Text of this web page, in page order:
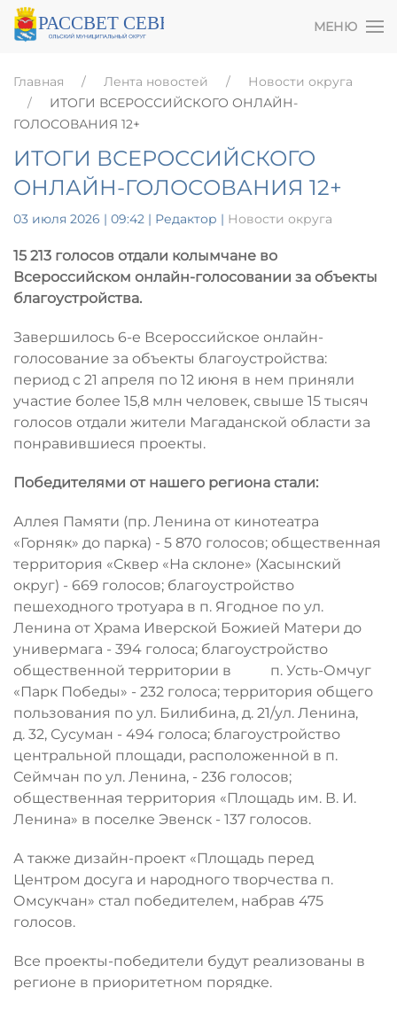
МЕНЮ
Главная Лента новостей
Новости округа
ИТОГИ ВСЕРОССИЙСКОГО ОНЛАЙН-
ГОЛОСОВАНИЯ 12+
ИТОГИ ВСЕРОССИЙСКОГО
ОНЛАЙН-ГОЛОСОВАНИЯ 12+
03 июля 2026 | 09:42 | Редактор | Новости округа
15 213 голосов отдали колымчане во
Всероссийском онлайн-голосовании за объекты
благоустройства.
Завершилось 6-е Всероссийское онлайн-
голосование за объекты благоустройства:
период с 21 апреля по 12 июня в нем приняли
участие более 15,8 млн человек, свыше 15 тысяч
голосов отдали жители Магаданской области за
понравившиеся проекты.
Победителями от нашего региона стали:
Аллея Памяти (пр. Ленина от кинотеатра
«Горняк» до парка) - 5 870 голосов; общественная
территория «Сквер «На склоне» (Хасынский
округ) - 669 голосов; благоустройство
пешеходного тротуара в п. Ягодное по ул.
Ленина от Храма Иверской Божией Матери до
универмага - 394 голоса; благоустройство
общественной территории в п. Усть-Омчуг
«Парк Победы» - 232 голоса; территория общего
пользования по ул. Билибина, д. 21/ул. Ленина,
д. 32, Сусуман - 494 голоса; благоустройство
центральной площади, расположенной в п.
Сеймчан по ул. Ленина, - 236 голосов;
общественная территория «Площадь им. В. И.
Ленина» в поселке Эвенск - 137 голосов.
А также дизайн-проект «Площадь перед
Центром досуга и народного творчества п.
Омсукчан» стал победителем, набрав 475
голосов.
Все проекты-победители будут реализованы в
регионе в приоритетном порядке.